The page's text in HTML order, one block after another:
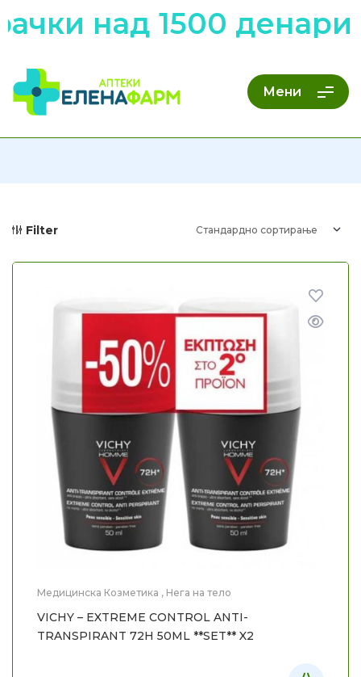
над 1500 денари
Мени
Filter
Медицинска Козметика , Нега на тело
VICHY – EXTREME CONTROL ANTI-
TRANSPIRANT 72H 50ML **SET** X2